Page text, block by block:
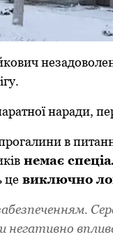
наради,
в
немає
це виключно
негативно